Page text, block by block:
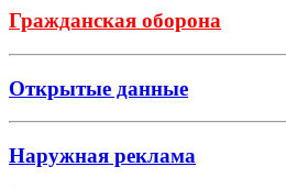
Гражданская оборона
Открытые данные
Наружная реклама